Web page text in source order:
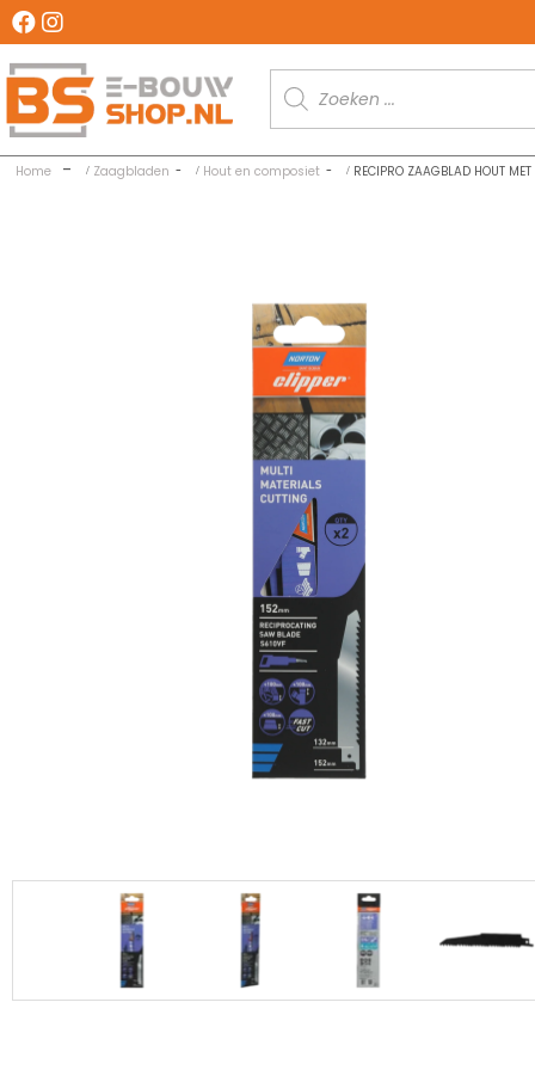
Producten
zoeken
Home Zaagbladen Hout en composiet RECIPRO ZAAGBLAD HOUT